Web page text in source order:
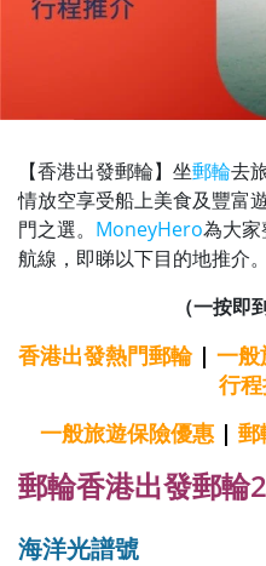
【香港出發郵輪】坐郵輪去
情放空享受船上美食及豐富
門之選。 MoneyHero為大
航線，即睇以下目的地推介。
（一按即
香港出發熱門郵輪| 一般
行
一般旅遊保險優惠 | 郵
郵輪香港出發郵輪
海洋光譜號